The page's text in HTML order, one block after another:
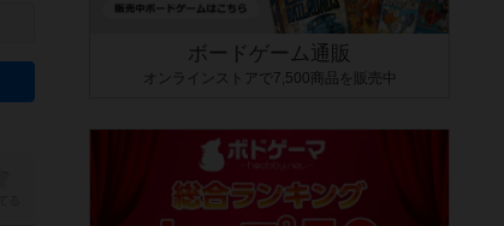
ボードゲーム通販
オンラインストアで7,500商品を販売中